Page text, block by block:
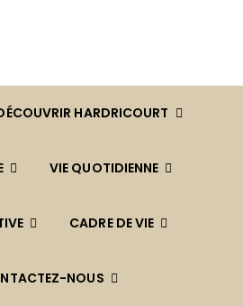
HARDRICOURT
VIE QUOTIDIENNE
CADRE DE VIE
NOUS